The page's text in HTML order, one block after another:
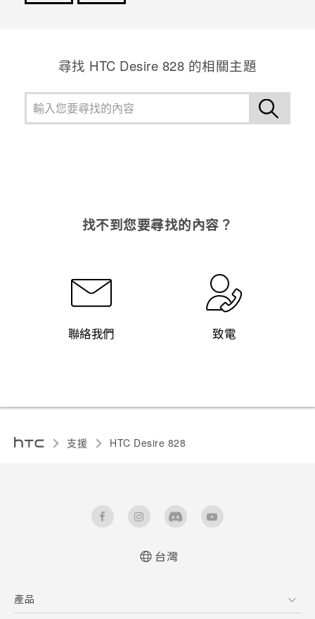
尋找 HTC Desire 828 的相關主題
找不到您要尋找的內容？
聯絡我們 致電
支援 HTC Desire 828‎
台灣
產品